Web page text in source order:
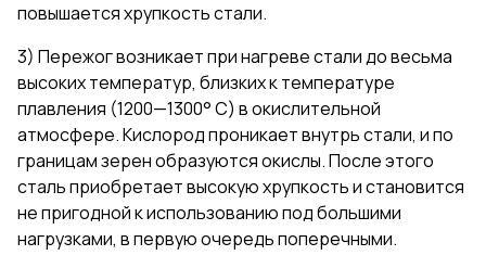
повышается хрупкость стали.
3) Пережог возникает при нагреве стали до весьма
высоких температур, близких к температуре
плавления (1200—1300° С) в окислительной
атмосфере. Кислород проникает внутрь стали, и по
границам зерен образуются окислы. После этого
сталь приобретает высокую хрупкость и становится
не пригодной к использованию под большими
нагрузками, в первую очередь поперечными.